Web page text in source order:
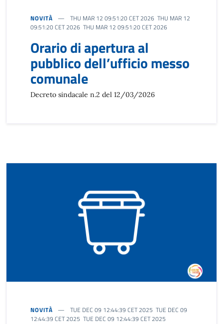
NOVITÀ
THU MAR 12 09:51:20 CET 2026 THU MAR 12
09:51:20 CET 2026 THU MAR 12 09:51:20 CET 2026
Orario di apertura al
pubblico dell’ufficio messo
comunale
Decreto sindacale n.2 del 12/03/2026
NOVITÀ
TUE DEC 09 12:44:39 CET 2025 TUE DEC 09
12:44:39 CET 2025 TUE DEC 09 12:44:39 CET 2025